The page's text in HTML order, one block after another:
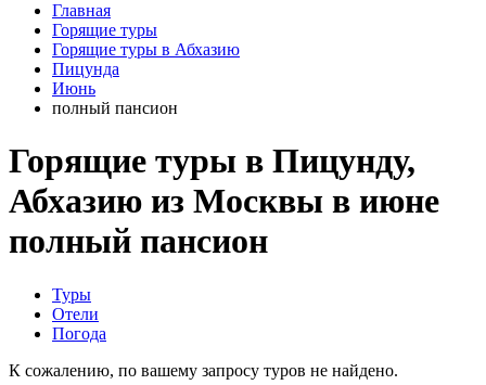
Главная
Горящие туры
Горящие туры в Абхазию
Пицунда
Июнь
полный пансион
Горящие туры в Пицунду,
Абхазию из Москвы в июне
полный пансион
Туры
Отели
Погода
К сожалению, по вашему запросу туров не найдено.